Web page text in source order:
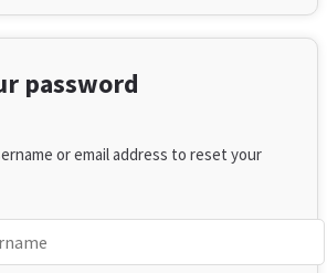
password
or email address to reset your